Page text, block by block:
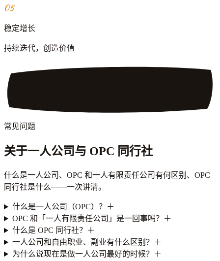
05
稳定增长
持续迭代，创造价值
常见问题
关于一人公司与 OPC 同行社
什么是一人公司、OPC 和一人有限责任公司有何区别、OPC
同行社是什么——一次讲清。
什么是一人公司（OPC）？ ＋
OPC 和「一人有限责任公司」是一回事吗？ ＋
什么是 OPC 同行社？ ＋
一人公司和自由职业、副业有什么区别？ ＋
为什么说现在是做一人公司最好的时候？ ＋